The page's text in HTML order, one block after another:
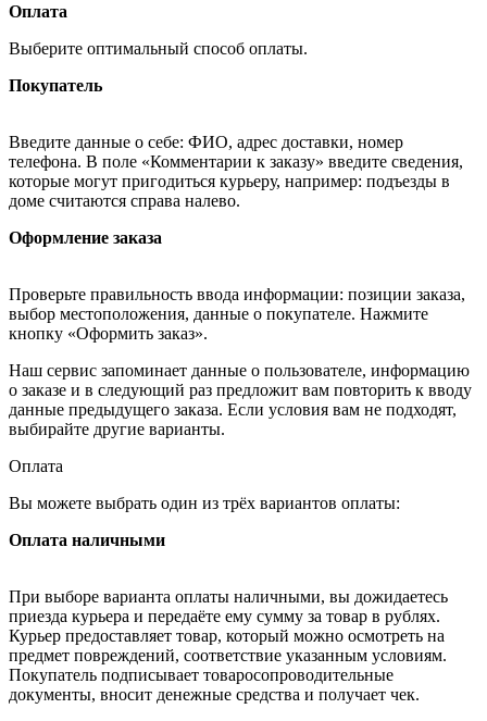
Оплата
Выберите оптимальный способ оплаты.
Покупатель
Введите данные о себе: ФИО, адрес доставки, номер
телефона. В поле «Комментарии к заказу» введите сведения,
которые могут пригодиться курьеру, например: подъезды в
доме считаются справа налево.
Оформление заказа
Проверьте правильность ввода информации: позиции заказа,
выбор местоположения, данные о покупателе. Нажмите
кнопку «Оформить заказ».
Наш сервис запоминает данные о пользователе, информацию
о заказе и в следующий раз предложит вам повторить к вводу
данные предыдущего заказа. Если условия вам не подходят,
выбирайте другие варианты.
Оплата
Вы можете выбрать один из трёх вариантов оплаты:
Оплата наличными
При выборе варианта оплаты наличными, вы дожидаетесь
приезда курьера и передаёте ему сумму за товар в рублях.
Курьер предоставляет товар, который можно осмотреть на
предмет повреждений, соответствие указанным условиям.
Покупатель подписывает товаросопроводительные
документы, вносит денежные средства и получает чек.